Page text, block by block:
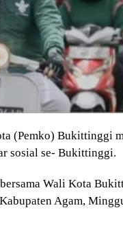
(Pemko) Bukittinggi
sosial se- Bukittinggi.
Wali Kota
Agam,